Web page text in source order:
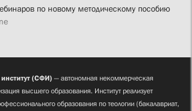
по новому методическому пособию
(СФИ) — автономная некоммерческая
высшего образования. Институт реализует
образования по теологии (бакалавриат,